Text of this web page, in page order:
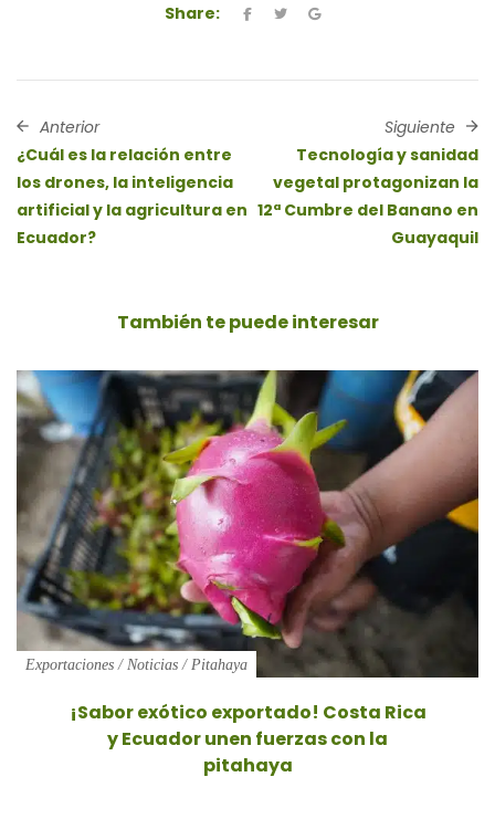
Share:
Anterior
¿Cuál es la relación entre
los drones, la inteligencia
artificial y la agricultura en
Ecuador?
Siguiente
Tecnología y sanidad
vegetal protagonizan la
12ª Cumbre del Banano en
Guayaquil
También te puedeinteresar
Exportaciones/Noticias/Pitahaya
¡Sabor exótico exportado! Costa Rica
y Ecuador unen fuerzas con la
pitahaya